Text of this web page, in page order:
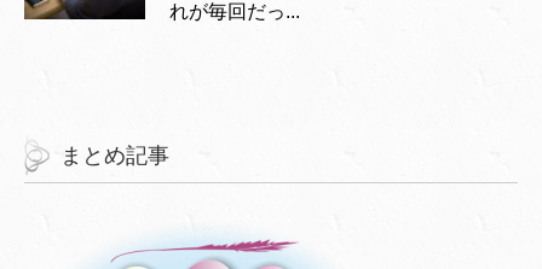
れが毎回だっ...
まとめ記事